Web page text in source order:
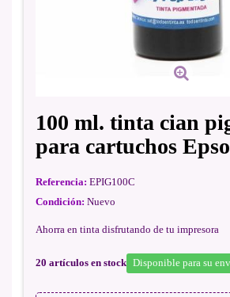
100 ml. tinta cian
para cartuchos
Referencia: EPIG100C
Condición: Nuevo
Ahorra en tinta disfrutando de tu impresora
20 artículos en stock Disponible para su